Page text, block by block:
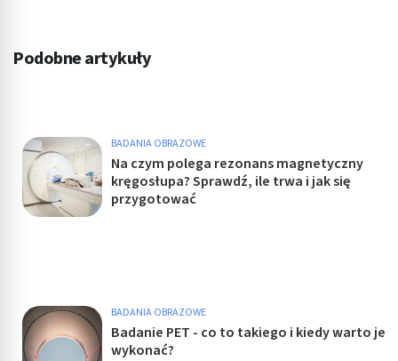
Podobne artykuły
BADANIA OBRAZOWE
Na czym polega rezonans magnetyczny
kręgosłupa? Sprawdź, ile trwa i jak się
przygotować
BADANIA OBRAZOWE
Badanie PET - co to takiego i kiedy warto je
wykonać?